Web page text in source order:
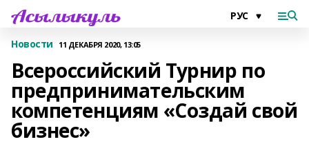
Новости 11 ДЕКАБРЯ 2020, 13:05
Всероссийский Турнир по
предпринимательским
компетенциям «Создай свой
бизнес»